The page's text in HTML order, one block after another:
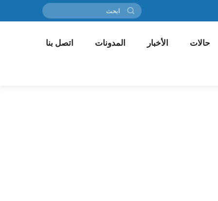
حالات الأخبار المدونات اتصل بنا